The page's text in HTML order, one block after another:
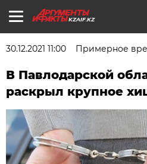
KZAIF.KZ
30.12.2021 11:00 Примерное
В Павлодарской
раскрыл крупное